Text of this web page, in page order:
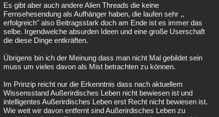
Es gibt aber auch andere Alien Threads die keine
Fernsehesendung als Aufhänger haben, die laufen sehr ,,
erfolgreich" also Beitragsstark doch am Ende ist es immer das
selbe. Irgendwelche absurden Ideen und eine große Userschaft
die diese Dinge entkräften.
Übrigens bin ich der Meinung dass man nicht Mal gebildet sein
muss um vieles davon als Mist betrachten zu können.
Im Prinzip reicht nur die Erkenntnis dass nach aktuellem
Wissensstand Außerirdisches Leben nicht bewiesen ist und
intelligentes Außerirdisches Leben erst Recht nicht bewiesen ist.
Wie weit wir davon entfernt sind Außerirdisches Leben zu